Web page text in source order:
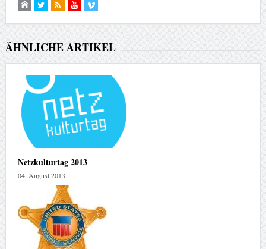
ÄHNLICHE ARTIKEL
Netzkulturtag 2013
04. August 2013